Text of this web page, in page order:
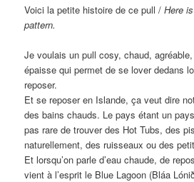
Voici la petite histoire de ce pull /Here
pattern.
Je voulais un pull cosy, chaud,
épaisse qui permet de se lover dedans
reposer.
Et se reposer en Islande, ça veut dire
des bains chauds. Le pays étant un
pas rare de trouver des Hot Tubs, des
naturellement, des ruisseaux ou des
Et lorsqu’on parle d’eau chaude, de
vient à l’esprit le Blue Lagoon (Bláa